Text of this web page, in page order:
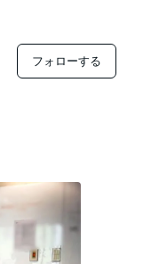
フォローする